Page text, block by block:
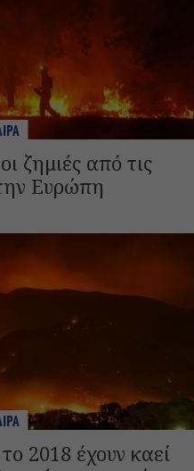
ζημιές από τις
Ευρώπη
2018 έχουν καεί